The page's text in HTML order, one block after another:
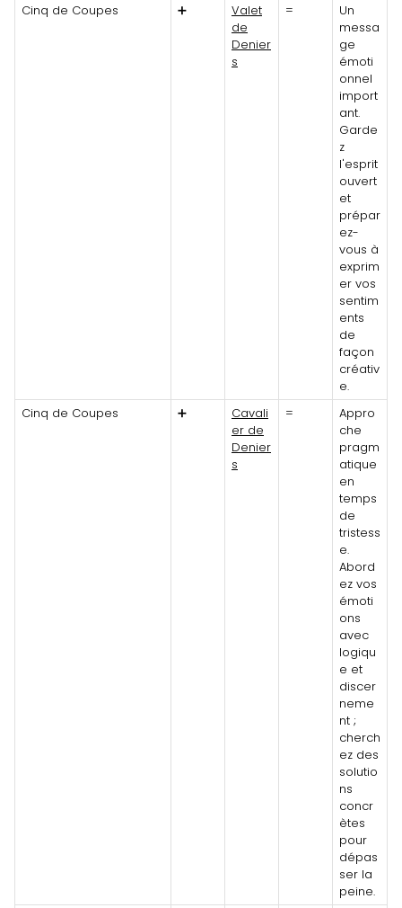
Cinq de Coupes
➕
Valet
de
Denier
s
=
Un
messa
ge
émoti
onnel
import
ant.
Garde
z
l'esprit
ouvert
et
prépar
ez-
vous à
exprim
er vos
sentim
ents
de
façon
créativ
e.
Cinq de Coupes
➕
Cavali
er de
Denier
s
=
Appro
che
pragm
atique
en
temps
de
tristess
e.
Abord
ez vos
émoti
ons
avec
logiqu
e et
discer
neme
nt ;
cherch
ez des
solutio
ns
concr
ètes
pour
dépas
ser la
peine.